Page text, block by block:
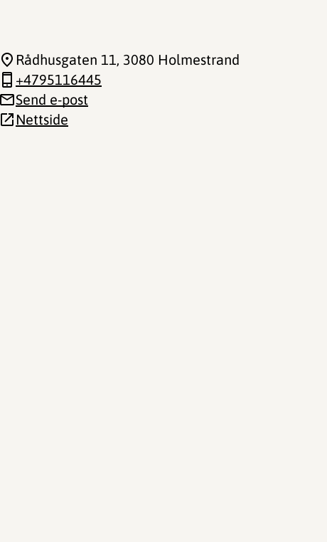
Rådhusgaten 11, 3080 Holmestrand
+4795116445
Send e-post
Nettside